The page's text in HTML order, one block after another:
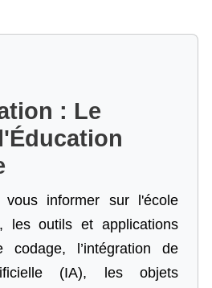
: Le
vous informer sur l'école
les outils et applications
codage,
l’intégration de
(IA), les objets